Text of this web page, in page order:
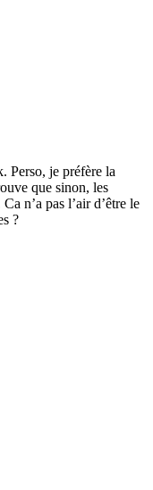
Perso, je préfère la
que sinon, les
n’a pas l’air d’être le
?